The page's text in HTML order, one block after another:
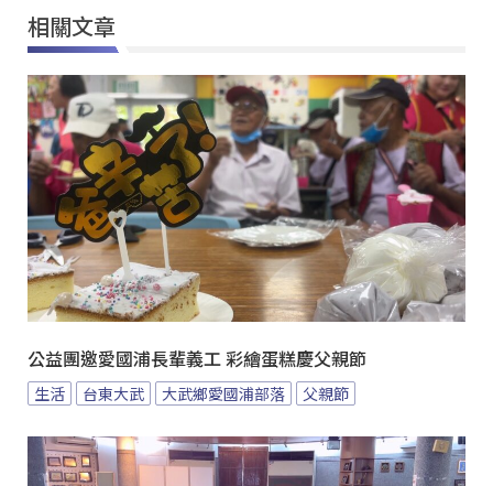
相關文章
公益團邀愛國浦長輩義工 彩繪蛋糕慶父親節
生活 台東大武 大武鄉愛國浦部落 父親節